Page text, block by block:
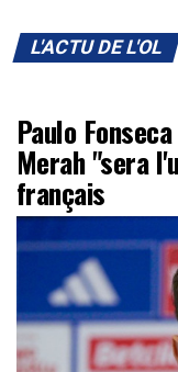
L'ACTU DE L'OL
Paulo
Merah "sera
français